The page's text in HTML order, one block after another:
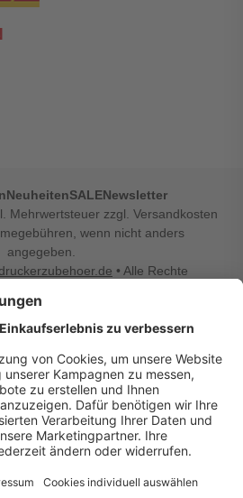
NeuheitenSALENewsletter
Mehrwertsteuer zzgl. Versandkosten
wenn nicht anders
angegeben.
• Alle Rechte
Vertrag widerrufen
preiswerte Qualität für Ihr Office
dem passenden Druckerzubehör
Büro, den Computer oder Ihr
Sie bei Druckerzubehoer.de genau
bietet unter anderem Tinte
Druckermodelle – großer sowie
sind wir Ihr Online Fachhandel für
ausstatten oder den Alltag mit